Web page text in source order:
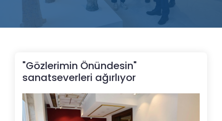
"Gözlerimin Önündesin"
sanatseverleri ağırlıyor